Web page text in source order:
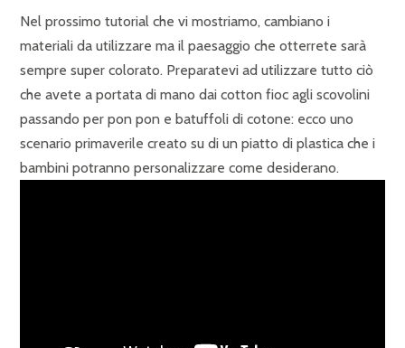
Nel prossimo tutorial che vi mostriamo, cambiano i
materiali da utilizzare ma il paesaggio che otterrete sarà
sempre super colorato. Preparatevi ad utilizzare tutto ciò
che avete a portata di mano dai cotton fioc agli scovolini
passando per pon pon e batuffoli di cotone: ecco uno
scenario primaverile creato su di un piatto di plastica che i
bambini potranno personalizzare come desiderano.